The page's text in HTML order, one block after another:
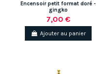
Encensoir petit format doré -
gingko
7,00 €
Ajouter au panier